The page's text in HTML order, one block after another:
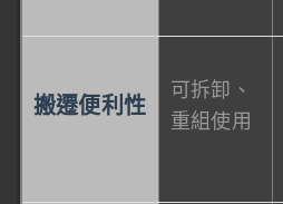
搬遷便利性
可拆卸、
重組使用